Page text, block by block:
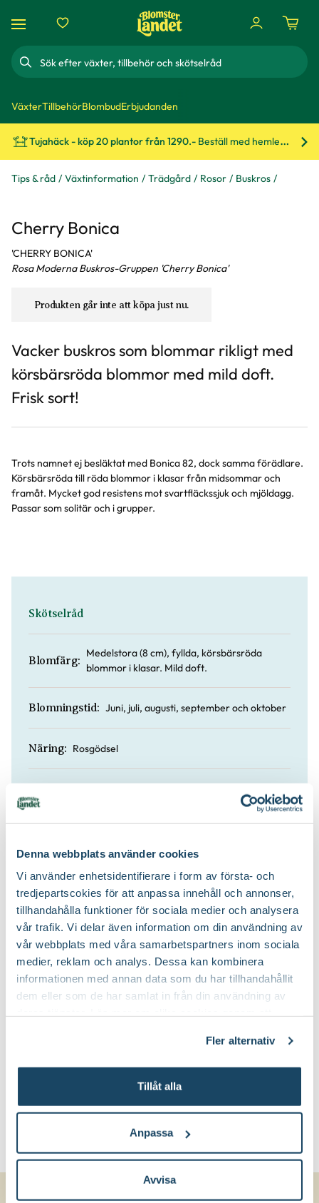
Denna webbplats använder cookies
Vi använder enhetsidentifierare i form av första- och
tredjepartscokies för att anpassa innehåll och annonser,
tillhandahålla funktioner för sociala medier och analysera
vår trafik. Vi delar även information om din användning av
vår webbplats med våra samarbetspartners inom sociala
medier, reklam och analys. Dessa kan kombinera
informationen med annan data som du har tillhandahållit
dem eller som de har samlat in från din användning av
Fler alternativ
Tillåt alla
Anpassa
Avvisa
Sök
VäxterTillbehörBlombudErbjudanden
Tujahäck - köp 20 plantor från 1290.- Beställ med hemleverans!
Tips & råd Växtinformation Trädgård Rosor Buskros
Cherry Bonica
'CHERRY BONICA'
Rosa Moderna Buskros-Gruppen 'Cherry Bonica'
Produkten går inte att köpa just nu.
Vacker buskros som blommar rikligt med
körsbärsröda blommor med mild doft.
Frisk sort!
Trots namnet ej besläktat med Bonica 82, dock samma förädlare.
Körsbärsröda till röda blommor i klasar från midsommar och
framåt. Mycket god resistens mot svartfläckssjuk och mjöldagg.
Passar som solitär och i grupper.
Skötselråd
Blomfärg:
Medelstora (8 cm), fyllda, körsbärsröda
blommor i klasar. Mild doft.
Blomningstid: Juni, juli, augusti, september och oktober
Näring: Rosgödsel
Jordprodukter: Rosjord
Växtsätt: Brett upprättväxande och tätt
Beskärningstid: På våren
Gallra ut äldre grenar på olika höjder
och beskär bort nedfrusna grenar in
till frisk ved